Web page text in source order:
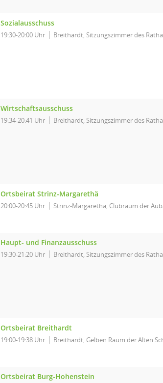
Sozialausschuss
19:30-20:00 Uhr Breithardt, Sitzungszimmer des
Wirtschaftsausschuss
19:34-20:41 Uhr Breithardt, Sitzungszimmer des
Ortsbeirat Strinz-Margarethä
20:00-20:45 Uhr Strinz-Margarethä, Clubraum der
Haupt- und Finanzausschuss
19:30-21:20 Uhr Breithardt, Sitzungszimmer des
Ortsbeirat Breithardt
19:00-19:38 Uhr Breithardt, Gelben Raum der Alten
Ortsbeirat Burg-Hohenstein